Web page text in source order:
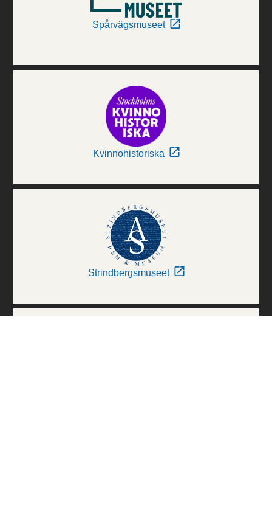
Spårvägsmuseet
Kvinnohistoriska
Strindbergsmuseet